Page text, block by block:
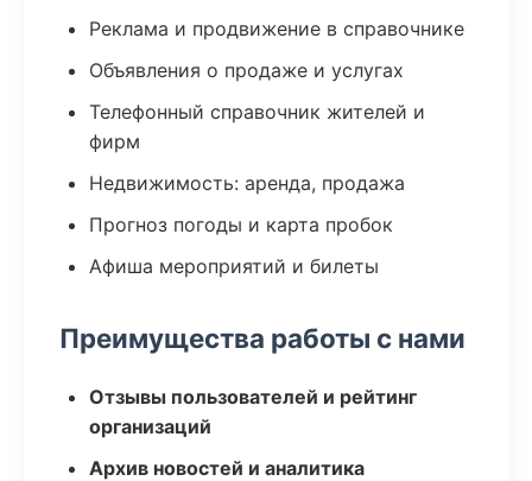
Реклама и продвижение в справочнике
Объявления о продаже и услугах
Телефонный справочник жителей и
фирм
Недвижимость: аренда, продажа
Прогноз погоды и карта пробок
Афиша мероприятий и билеты
Преимущества работы с нами
Отзывы пользователей и рейтинг
организаций
Архив новостей и аналитика